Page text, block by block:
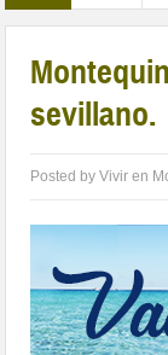
sevillano.
Posted byVivir en